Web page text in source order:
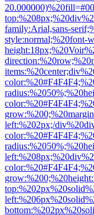
family:Arial,sans-
style:normal;%20font-
left:%202px;/